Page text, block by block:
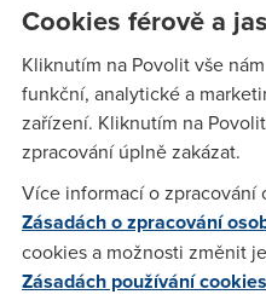
ČTU povinné minimální ceny
že budou ceny připadat z
ČTU své ceny výhodnější pro
Ochana poskytovatelů
zákazníky a jejich zájmem o
Anonym(26.5.2005 18:47:03)
čtú je tady na to, aby chránil
uměle brzdil rozvoj (viz 5G
Cookies férově a
Kliknutím na Povolit vše
funkční, analytické a
zařízení. Kliknutím na
zpracování úplně zakázat.
Více informací o
Zásadách o zpracování
cookies a možnosti změnit
Zásadách používání cookies